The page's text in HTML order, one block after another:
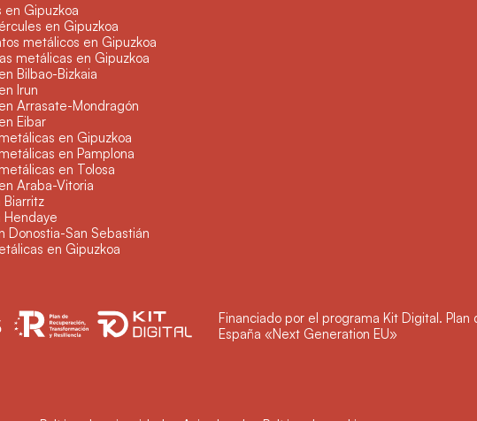
en Gipuzkoa
en Gipuzkoa
metálicos en Gipuzkoa
metálicas en Gipuzkoa
Bilbao-Bizkaia
Irun
Arrasate-Mondragón
Eibar
en Gipuzkoa
en Pamplona
en Tolosa
Araba-Vitoria
Biarritz
Hendaye
Donostia-San Sebastián
en Gipuzkoa
Financiado por el programa Kit Digital.
España «Next Generation EU»